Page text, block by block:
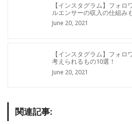
【インスタグラム】フォ
ルエンサーの収入の仕組み
June 20, 2021
【インスタグラム】フォロ
考えられるもの10選！
June 20, 2021
関連記事: